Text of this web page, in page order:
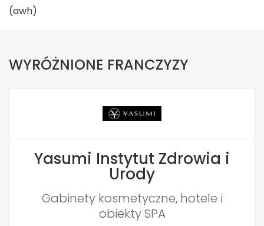
(awh)
WYRÓŻNIONE FRANCZYZY
Yasumi Instytut Zdrowia i
Urody
Gabinety kosmetyczne, hotele i
obiekty SPA